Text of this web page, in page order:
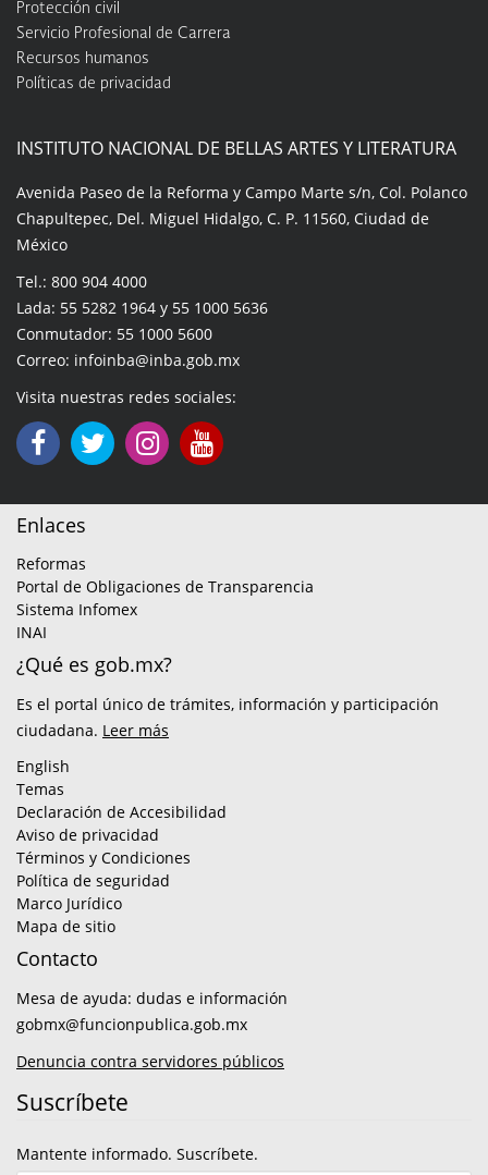
Protección civil
Servicio Profesional de Carrera
Recursos humanos
Políticas de privacidad
INSTITUTO NACIONAL DE BELLAS ARTES Y LITERATURA
Avenida Paseo de la Reforma y Campo Marte s/n, Col. Polanco
Chapultepec, Del. Miguel Hidalgo, C. P. 11560, Ciudad de
México
Tel.: 800 904 4000
Lada: 55 5282 1964 y 55 1000 5636
Conmutador: 55 1000 5600
Correo: infoinba@inba.gob.mx
Visita nuestras redes sociales:
Enlaces
Reformas
Portal de Obligaciones de Transparencia
Sistema Infomex
INAI
¿Qué es gob.mx?
Es el portal único de trámites, información y participación
ciudadana. Leer más
English
Temas
Declaración de Accesibilidad
Aviso de privacidad
Términos y Condiciones
Política de seguridad
Marco Jurídico
Mapa de sitio
Contacto
Mesa de ayuda: dudas e información
gobmx@funcionpublica.gob.mx
Denuncia contra servidores públicos
Suscríbete
Mantente informado. Suscríbete.